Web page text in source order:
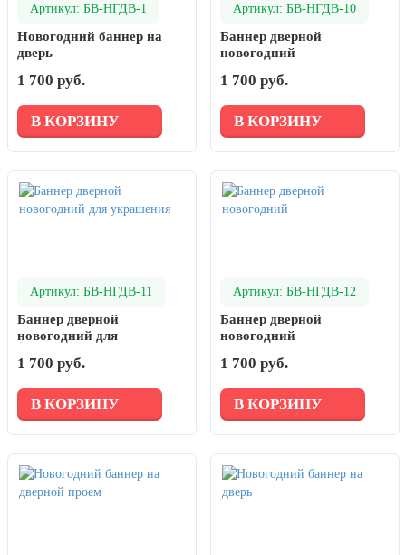
Артикул: БВ-НГДВ-1
Новогодний баннер на
дверь
1 700 руб.
В КОРЗИНУ
Артикул: БВ-НГДВ-10
Баннер дверной
новогодний
1 700 руб.
В КОРЗИНУ
Артикул: БВ-НГДВ-11
Баннер дверной
новогодний для
1 700 руб.
В КОРЗИНУ
Артикул: БВ-НГДВ-12
Баннер дверной
новогодний
1 700 руб.
В КОРЗИНУ